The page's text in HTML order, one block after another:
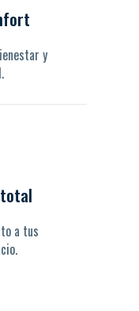
y
a tus